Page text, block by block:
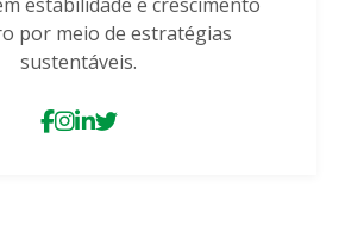
por meio de estratégias
sustentáveis.